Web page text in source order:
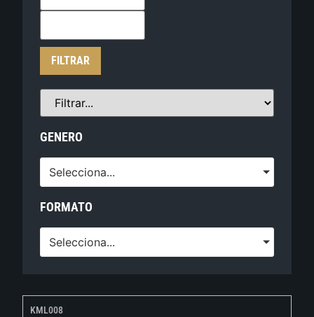
FILTRAR
GENERO
Selecciona...
FORMATO
Selecciona...
KML008